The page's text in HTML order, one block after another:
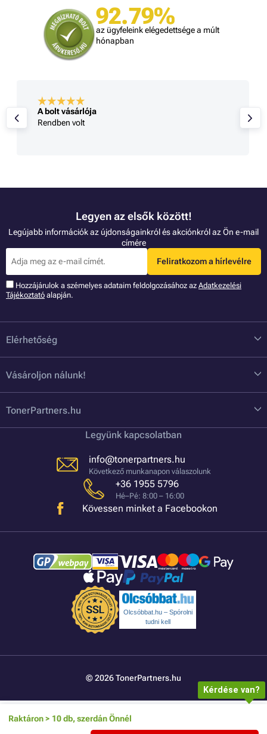
Raktáron > 10 db, szerdán Önnél
92.79%
az ügyfeleink elégedettsége a múlt
hónapban
A bolt vásárlója
Rendben volt
Legyen az elsők között!
Legújabb információk az újdonságainkról és akciónkról az Ön e-mail
címére
Feliratkozom a hírlevélre
Hozzájárulok a szémelyes adataim feldolgozásához az Adatkezelési
Tájékoztató alapján.
Elérhetőség
Vásároljon nálunk!
TonerPartners.hu
Legyünk kapcsolatban
info@tonerpartners.hu
Következő munkanapon válaszolunk
+36 1955 5796
Hé–Pé: 8:00 – 16:00
Kövessen minket a Facebookon
Olcsóbbat.hu – Spórolni
tudni kell
© 2026 TonerPartners.hu
Kérdése van?